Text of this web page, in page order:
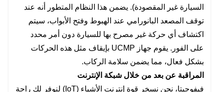
السيارة غير المقصودة). يضمن هذا النظام المتطور أنه عند
توقف المصعد البانورامي عند الهبوط وفتح الأبواب، سيتم
اكتشاف أي حركة غير مصرح بها للسيارة دون أمر محدد
على الفور. يقوم جهاز UCMP بإيقاف مثل هذه الحركات
بشكل فعال، مما يضمن سلامة الركاب.
المراقبة عن بعد من خلال شبكة الإنترنت
فيفوجيتا
، نحن نسخر قوة إنترنت الأشياء (IoT) لنوفر لك راحة